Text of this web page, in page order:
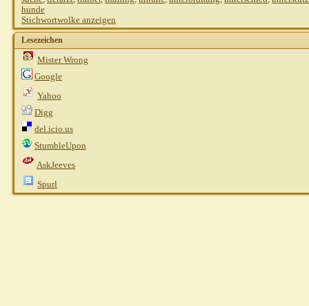
hunde
Stichwortwolke anzeigen
Lesezeichen
Mister Wrong
Google
Yahoo
Digg
del.icio.us
StumbleUpon
AskJeeves
Spurl